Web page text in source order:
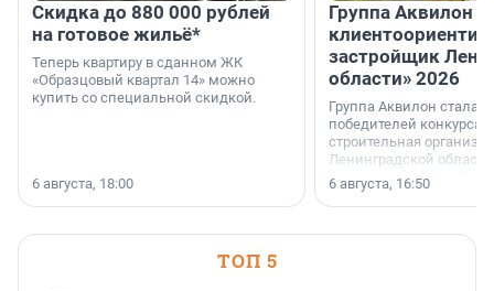
Скидка до 880 000 рублей
на готовое жильё*
Теперь квартиру в сданном ЖК
«Образцовый квартал 14» можно
купить со специальной скидкой.
6 августа, 18:00
Группа Аквилон
застройщик
области» 2026
Группа Аквилон стала
победителей конкурса
строительная
Ленинградской области
номинации «Самый
застройщик
области».
6 августа, 16:50
ТОП 5